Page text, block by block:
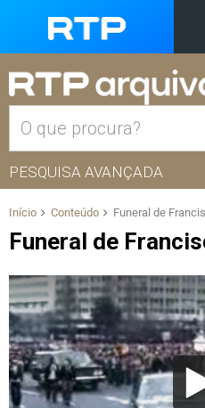
PESQUISA AVANÇADA
Início Conteúdo Funeral de
Funeral de